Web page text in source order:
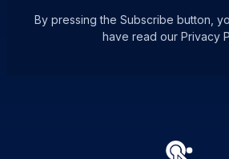
By pressing the Subscribe button,
have read our Privacy